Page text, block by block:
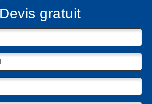
Devis gratuit